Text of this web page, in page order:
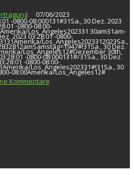
07/06/2023
-0800-08:000131#31Sa., 30 Dez. 2023
-0800-08:00-
Los_Angeles202331 30am31am-
2023 03:28:01 -0800-
Los_Angeles2023312023Sa.,
30 Dez.
Los_Angeles12#Dezember 30th,
-0800-08:000131#/31Sa., 30 Dez.
-0800-08:00-
Los_Angeles202331#!31Sa., 30
08:00Amerika/Los_Angeles12#
Kommentare